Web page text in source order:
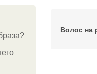
Волос на